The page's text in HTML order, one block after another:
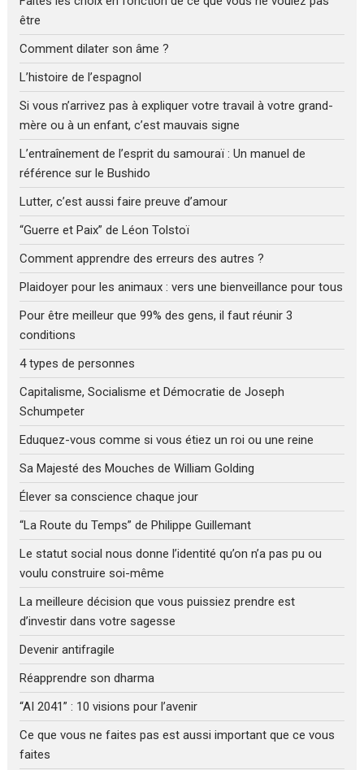
être
Comment dilater son âme ?
L’histoire de l’espagnol
Si vous n’arrivez pas à expliquer votre travail à votre grand-
mère ou à un enfant, c’est mauvais signe
L’entraînement de l’esprit du samouraï : Un manuel de
référence sur le Bushido
Lutter, c’est aussi faire preuve d’amour
“Guerre et Paix” de Léon Tolstoï
Comment apprendre des erreurs des autres ?
Plaidoyer pour les animaux : vers une bienveillance pour tous
Pour être meilleur que 99% des gens, il faut réunir 3
conditions
4 types de personnes
Capitalisme, Socialisme et Démocratie de Joseph
Schumpeter
Eduquez-vous comme si vous étiez un roi ou une reine
Sa Majesté des Mouches de William Golding
Élever sa conscience chaque jour
“La Route du Temps” de Philippe Guillemant
Le statut social nous donne l’identité qu’on n’a pas pu ou
voulu construire soi-même
La meilleure décision que vous puissiez prendre est
d’investir dans votre sagesse
Devenir antifragile
Réapprendre son dharma
“AI 2041” : 10 visions pour l’avenir
Ce que vous ne faites pas est aussi important que ce vous
faites